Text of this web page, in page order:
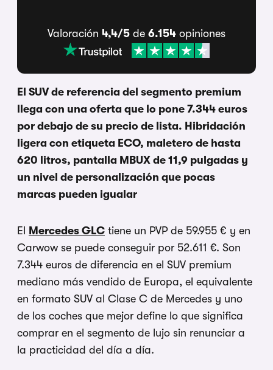
Valoración 4,4/5 de 6.154 opiniones
El SUV de referencia del segmento premium
llega con una oferta que lo pone 7.344 euros
por debajo de su precio de lista. Hibridación
ligera con etiqueta ECO, maletero de hasta
620 litros, pantalla MBUX de 11,9 pulgadas y
un nivel de personalización que pocas
marcas pueden igualar
El Mercedes GLC tiene un PVP de 59.955 € y en
Carwow se puede conseguir por 52.611 €. Son
7.344 euros de diferencia en el SUV premium
mediano más vendido de Europa, el equivalente
en formato SUV al Clase C de Mercedes y uno
de los coches que mejor define lo que significa
comprar en el segmento de lujo sin renunciar a
la practicidad del día a día.